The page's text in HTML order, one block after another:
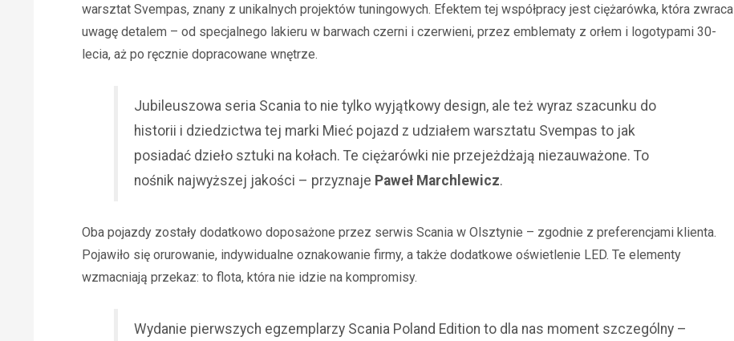
warsztat Svempas, znany z unikalnych projektów tuningowych. Efektem tej współpracy jest ciężarówka, która zwraca
uwagę detalem – od specjalnego lakieru w barwach czerni i czerwieni, przez emblematy z orłem i logotypami 30-
lecia, aż po ręcznie dopracowane wnętrze.
Jubileuszowa seria Scania to nie tylko wyjątkowy design, ale też wyraz szacunku do
historii i dziedzictwa tej marki Mieć pojazd z udziałem warsztatu Svempas to jak
posiadać dzieło sztuki na kołach. Te ciężarówki nie przejeżdżają niezauważone. To
nośnik najwyższej jakości – przyznaje Paweł Marchlewicz.
Oba pojazdy zostały dodatkowo doposażone przez serwis Scania w Olsztynie – zgodnie z preferencjami klienta.
Pojawiło się orurowanie, indywidualne oznakowanie firmy, a także dodatkowe oświetlenie LED. Te elementy
wzmacniają przekaz: to flota, która nie idzie na kompromisy.
Wydanie pierwszych egzemplarzy Scania Poland Edition to dla nas moment szczególny –